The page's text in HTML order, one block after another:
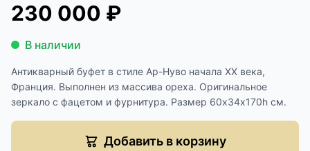
230 000 ₽
В наличии
Антикварный буфет в стиле Ар-Нуво начала XX века,
Франция. Выполнен из массива ореха. Оригинальное
зеркало с фацетом и фурнитура. Размер 60х34х170h см.
Добавить в корзину